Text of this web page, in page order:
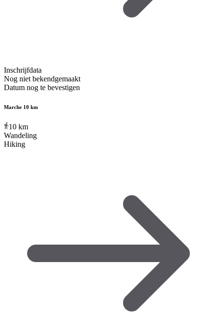
Inschrijfdata
Nog niet bekendgemaakt
Datum nog te bevestigen
Marche 10 km
10 km
Wandeling
Hiking